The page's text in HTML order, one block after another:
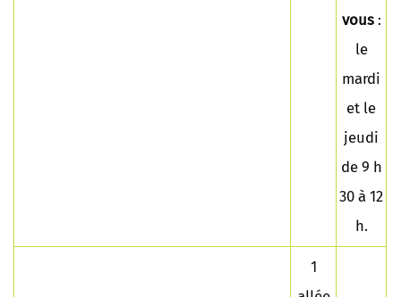
vous:
le
mardi
et le
jeudi
de 9 h
30 à 12
h.
1